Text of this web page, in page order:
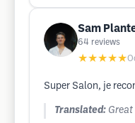
Sam
64 reviews
★★★★★
Super Salon, je
Translated: